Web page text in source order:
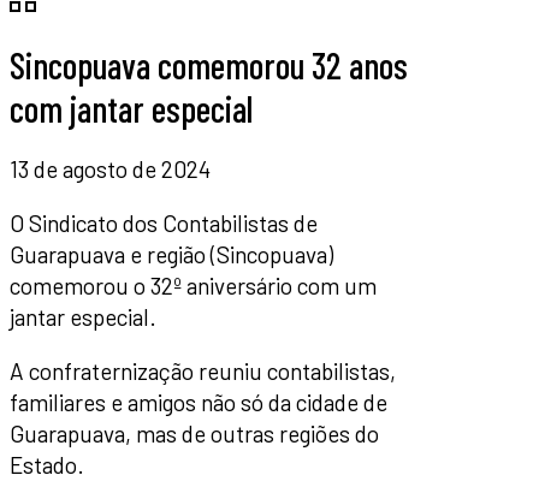
Sincopuava comemorou 32 anos
com jantar especial
13 de agosto de 2024
O Sindicato dos Contabilistas de
Guarapuava e região (Sincopuava)
comemorou o 32º aniversário com um
jantar especial.
A confraternização reuniu contabilistas,
familiares e amigos não só da cidade de
Guarapuava, mas de outras regiões do
Estado.